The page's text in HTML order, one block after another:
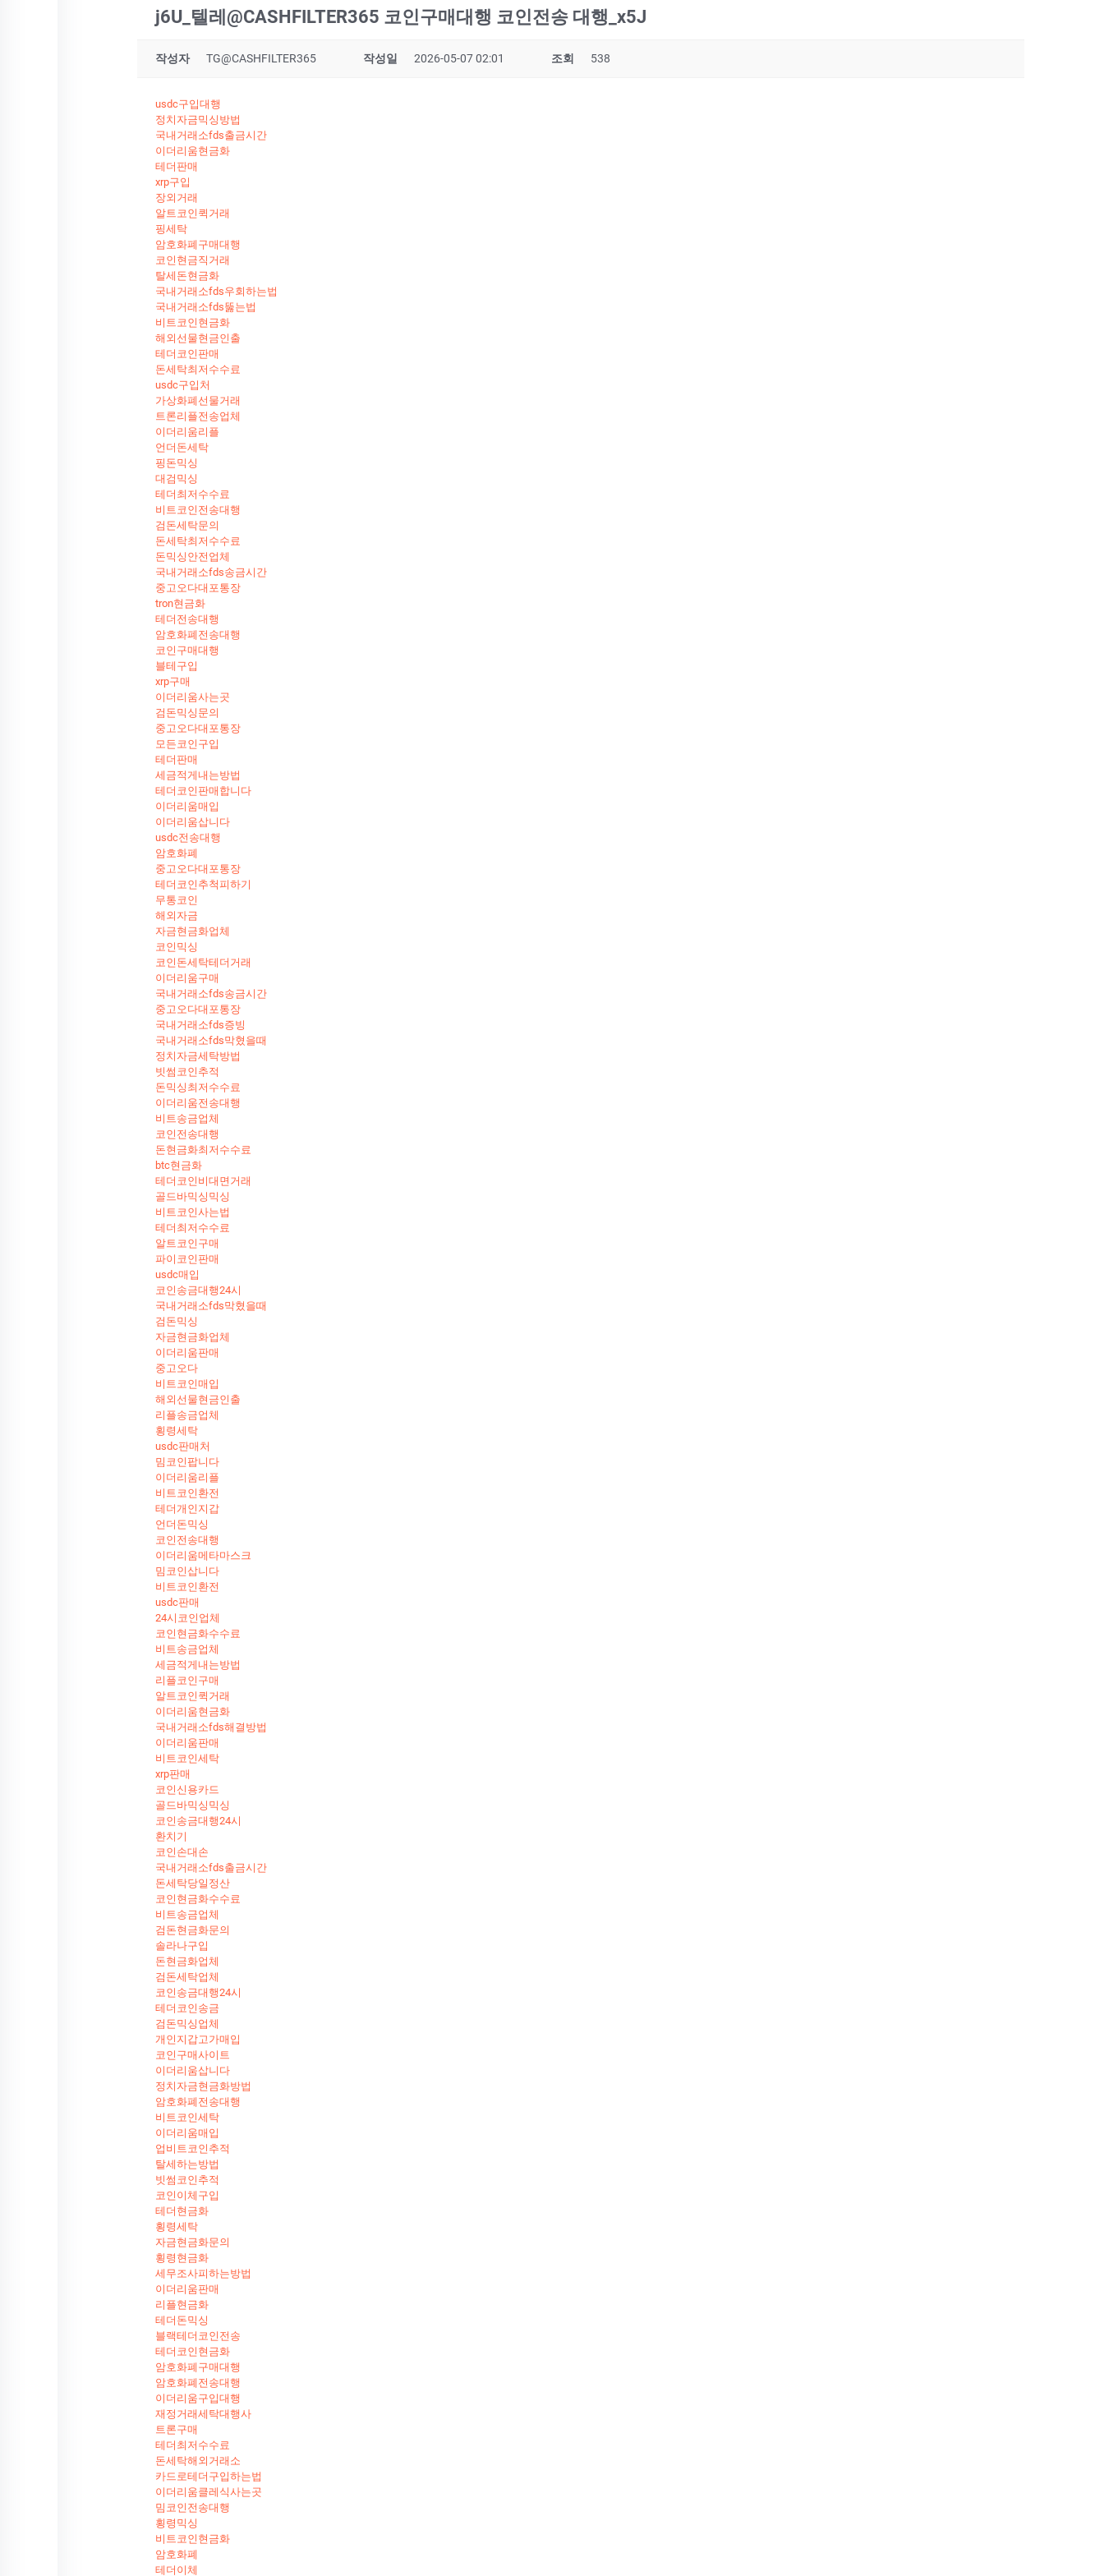
j6U_텔레@CASHFILTER365 코인구매대행 코인전송 대행_x5J
작성자 TG@CASHFILTER365 작성일 2026-05-07 02:01 조회 538
usdc구입대행
정치자금믹싱방법
국내거래소fds출금시간
이더리움현금화
테더판매
xrp구입
장외거래
알트코인퀵거래
핑세탁
암호화폐구매대행
코인현금직거래
탈세돈현금화
국내거래소fds우회하는법
국내거래소fds뚫는법
비트코인현금화
해외선물현금인출
테더코인판매
돈세탁최저수수료
usdc구입처
가상화폐선물거래
트론리플전송업체
이더리움리플
언더돈세탁
핑돈믹싱
대검믹싱
테더최저수수료
비트코인전송대행
검돈세탁문의
돈세탁최저수수료
돈믹싱안전업체
국내거래소fds송금시간
중고오다대포통장
tron현금화
테더전송대행
암호화폐전송대행
코인구매대행
블테구입
xrp구매
이더리움사는곳
검돈믹싱문의
중고오다대포통장
모든코인구입
테더판매
세금적게내는방법
테더코인판매합니다
이더리움매입
이더리움삽니다
usdc전송대행
암호화폐
중고오다대포통장
테더코인추척피하기
무통코인
해외자금
자금현금화업체
코인믹싱
코인돈세탁테더거래
이더리움구매
국내거래소fds송금시간
중고오다대포통장
국내거래소fds증빙
국내거래소fds막혔을때
정치자금세탁방법
빗썸코인추적
돈믹싱최저수수료
이더리움전송대행
비트송금업체
코인전송대행
돈현금화최저수수료
btc현금화
테더코인비대면거래
골드바믹싱믹싱
비트코인사는법
테더최저수수료
알트코인구매
파이코인판매
usdc매입
코인송금대행24시
국내거래소fds막혔을때
검돈믹싱
자금현금화업체
이더리움판매
중고오다
비트코인매입
해외선물현금인출
리플송금업체
횡령세탁
usdc판매처
밈코인팝니다
이더리움리플
비트코인환전
테더개인지갑
언더돈믹싱
코인전송대행
이더리움메타마스크
밈코인삽니다
비트코인환전
usdc판매
24시코인업체
코인현금화수수료
비트송금업체
세금적게내는방법
리플코인구매
알트코인퀵거래
이더리움현금화
국내거래소fds해결방법
이더리움판매
비트코인세탁
xrp판매
코인신용카드
골드바믹싱믹싱
코인송금대행24시
환치기
코인손대손
국내거래소fds출금시간
돈세탁당일정산
코인현금화수수료
비트송금업체
검돈현금화문의
솔라나구입
돈현금화업체
검돈세탁업체
코인송금대행24시
테더코인송금
검돈믹싱업체
개인지갑고가매입
코인구매사이트
이더리움삽니다
정치자금현금화방법
암호화폐전송대행
비트코인세탁
이더리움매입
업비트코인추적
탈세하는방법
빗썸코인추적
코인이체구입
테더현금화
횡령세탁
자금현금화문의
횡령현금화
세무조사피하는방법
이더리움판매
리플현금화
테더돈믹싱
블랙테더코인전송
테더코인현금화
암호화폐구매대행
암호화폐전송대행
이더리움구입대행
재정거래세탁대행사
트론구매
테더최저수수료
돈세탁해외거래소
카드로테더구입하는법
이더리움클레식사는곳
밈코인전송대행
횡령믹싱
비트코인현금화
암호화폐
테더이체